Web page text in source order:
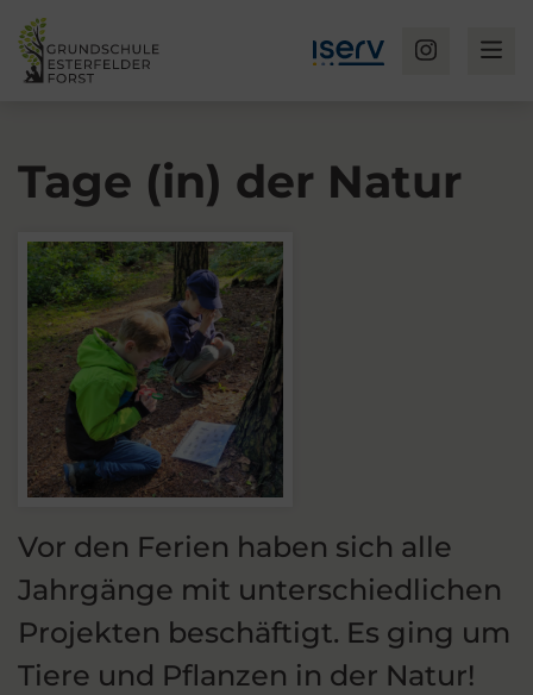
Tage (in) der Natur
Vor den Ferien haben sich alle
Jahrgänge mit unterschiedlichen
Projekten beschäftigt. Es ging um
Tiere und Pflanzen in der Natur!